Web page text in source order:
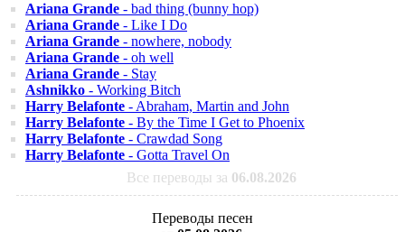
Ariana Grande - bad thing (bunny hop)
Ariana Grande - Like I Do
Ariana Grande - nowhere, nobody
Ariana Grande - oh well
Ariana Grande - Stay
Ashnikko - Working Bitch
Harry Belafonte - Abraham, Martin and John
Harry Belafonte - By the Time I Get to Phoenix
Harry Belafonte - Crawdad Song
Harry Belafonte - Gotta Travel On
Все переводы за 06.08.2026
Переводы песен